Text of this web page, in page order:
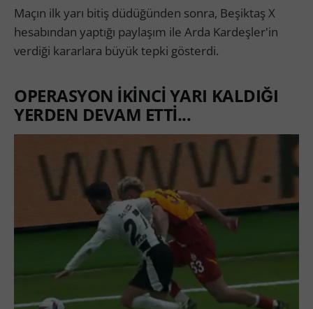
Maçın ilk yarı bitiş düdüğünden sonra, Beşiktaş X
hesabından yaptığı paylaşım ile Arda Kardeşler'in
verdiği kararlara büyük tepki gösterdi.
OPERASYON İKİNCİ YARI KALDIĞI
YERDEN DEVAM ETTİ...